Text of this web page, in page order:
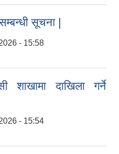
सूचना |
- 15:58
शाखामा दाखिला गर्ने
- 15:54